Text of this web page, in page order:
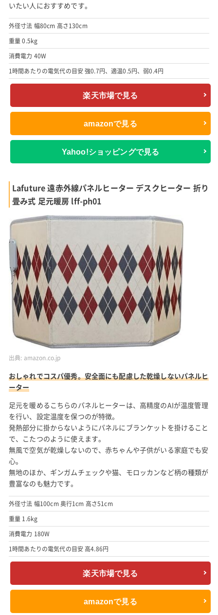
いたい人におすすめです。
外径寸法 幅80cm 高さ130cm
重量 0.5kg
消費電力 40W
1時間あたりの電気代の目安 強0.7円、適温0.5円、弱0.4円
楽天市場で見る
amazonで見る
Yahoo!ショッピングで見る
Lafuture 遠赤外線パネルヒーター デスクヒーター 折り
畳み式 足元暖房 lff-ph01
出典: amazon.co.jp
おしゃれでコスパ優秀。安全面にも配慮した乾燥しないパネルヒ
ーター
足元を暖めるこちらのパネルヒーターは、高精度のAIが温度管理
を行い、設定温度を保つのが特徴。
発熱部分に掛からないようにパネルにブランケットを掛けること
で、こたつのように使えます。
無風で空気が乾燥しないので、赤ちゃんや子供がいる家庭でも安
心。
無地のほか、ギンガムチェックや猫、モロッカンなど柄の種類が
豊富なのも魅力です。
外径寸法 幅100cm 奥行1cm 高さ51cm
重量 1.6kg
消費電力 180W
1時間あたりの電気代の目安 高4.86円
楽天市場で見る
amazonで見る